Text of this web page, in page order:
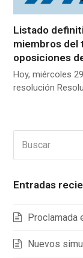
Listado
miembros del
oposiciones
Hoy, miércoles
resolución
Entradas
Proclamada
Nuevos